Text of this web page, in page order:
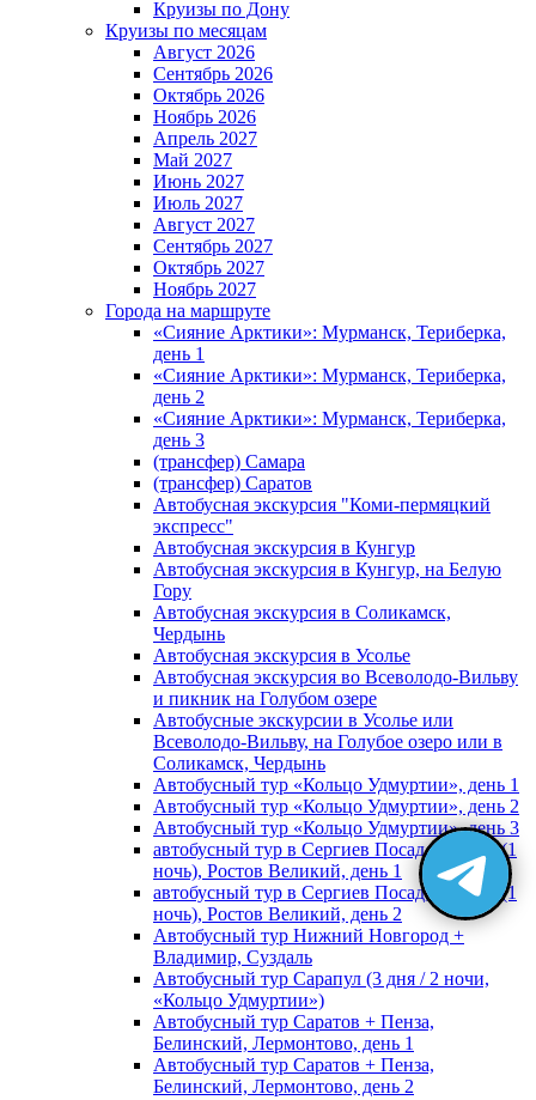
Круизы по Дону
Круизы по месяцам
Август 2026
Сентябрь 2026
Октябрь 2026
Ноябрь 2026
Апрель 2027
Май 2027
Июнь 2027
Июль 2027
Август 2027
Сентябрь 2027
Октябрь 2027
Ноябрь 2027
Города на маршруте
«Сияние Арктики»: Мурманск, Териберка,
день 1
«Сияние Арктики»: Мурманск, Териберка,
день 2
«Сияние Арктики»: Мурманск, Териберка,
день 3
(трансфер) Самара
(трансфер) Саратов
Автобусная экскурсия "Коми-пермяцкий
экспресс"
Автобусная экскурсия в Кунгур
Автобусная экскурсия в Кунгур, на Белую
Гору
Автобусная экскурсия в Соликамск,
Чердынь
Автобусная экскурсия в Усолье
Автобусная экскурсия во Всеволодо-Вильву
и пикник на Голубом озере
Автобусные экскурсии в Усолье или
Всеволодо-Вильву, на Голубое озеро или в
Соликамск, Чердынь
Автобусный тур «Кольцо Удмуртии», день 1
Автобусный тур «Кольцо Удмуртии», день 2
Автобусный тур «Кольцо Удмуртии», день 3
автобусный тур в Сергиев Посад, Москву (1
ночь), Ростов Великий, день 1
автобусный тур в Сергиев Посад, Москву (1
ночь), Ростов Великий, день 2
Автобусный тур Нижний Новгород +
Владимир, Суздаль
Автобусный тур Сарапул (3 дня / 2 ночи,
«Кольцо Удмуртии»)
Автобусный тур Саратов + Пенза,
Белинский, Лермонтово, день 1
Автобусный тур Саратов + Пенза,
Белинский, Лермонтово, день 2